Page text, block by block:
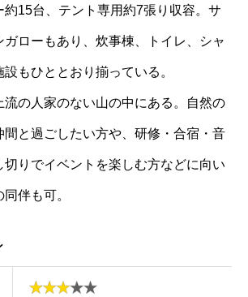
約15台、テント専用約7張り収容。サ
ガローもあり、炊事棟、トイレ、シャ
もひととおり揃っている。
流の人家のない山の中にある。自然の
間と過ごしたい方や、研修・合宿・音
切りでイベントを楽しむ方などに向い
伴も可。